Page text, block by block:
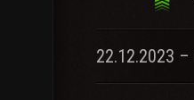
22.12.2023